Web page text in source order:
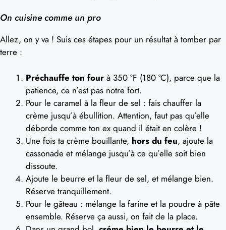
On cuisine comme un pro
Allez, on y va ! Suis ces étapes pour un résultat à tomber par
terre :
Préchauffe ton four à 350 °F (180 °C), parce que la
patience, ce n’est pas notre fort.
Pour le caramel à la fleur de sel : fais chauffer la
crème jusqu’à ébullition. Attention, faut pas qu’elle
déborde comme ton ex quand il était en colère !
Une fois ta crème bouillante, hors du feu, ajoute la
cassonade et mélange jusqu’à ce qu’elle soit bien
dissoute.
Ajoute le beurre et la fleur de sel, et mélange bien.
Réserve tranquillement.
Pour le gâteau : mélange la farine et la poudre à pâte
ensemble. Réserve ça aussi, on fait de la place.